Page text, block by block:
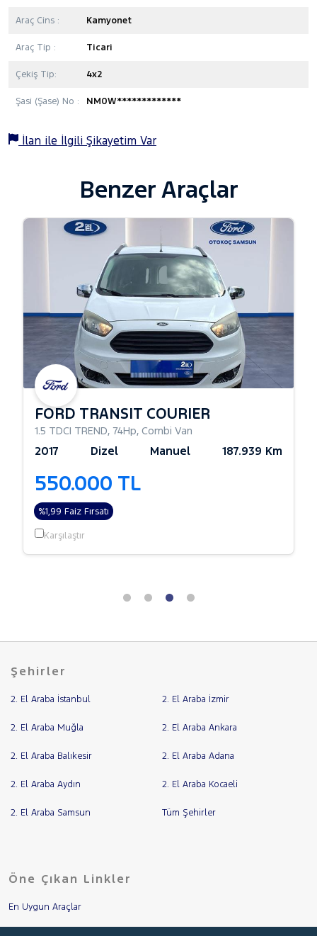
Araç Cins : Kamyonet
Araç Tip : Ticari
Çekiş Tip: 4x2
Şasi (Şase) No : NM0W*************
İlan ile İlgili Şikayetim Var
Benzer Araçlar
FORD TRANSIT COURIER
1.5 TDCI TREND, 74Hp, Combi Van
2017 Dizel Manuel 187.939 Km
550.000 TL
%1,99 Faiz Fırsatı
Karşılaştır
Şehirler
2. El Araba İstanbul 2. El Araba İzmir
2. El Araba Muğla 2. El Araba Ankara
2. El Araba Balıkesir 2. El Araba Adana
2. El Araba Aydın 2. El Araba Kocaeli
2. El Araba Samsun Tüm Şehirler
Öne Çıkan Linkler
En Uygun Araçlar